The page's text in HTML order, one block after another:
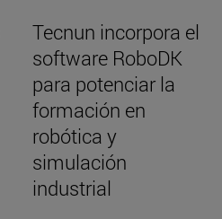
Tecnun incorpora el
software RoboDK
para potenciar la
formación en
robótica y
simulación
industrial